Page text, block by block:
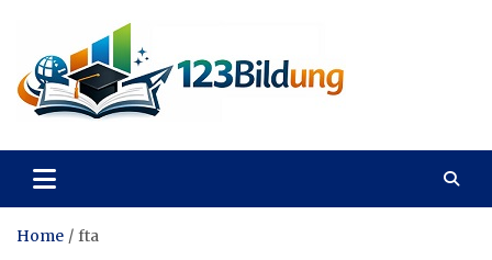
content
123Bildung
Home fta